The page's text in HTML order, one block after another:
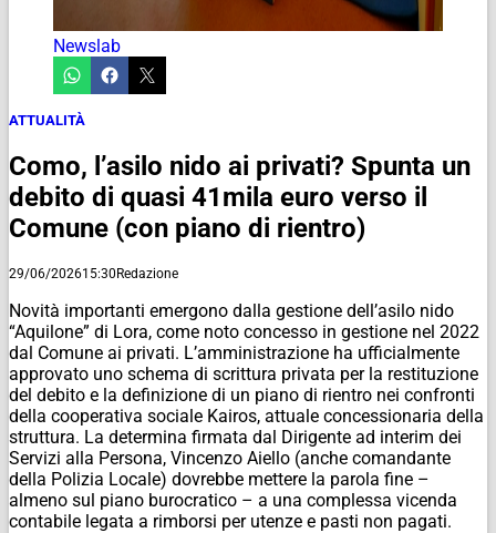
Newslab
ATTUALITÀ
Como, l’asilo nido ai privati? Spunta un
debito di quasi 41mila euro verso il
Comune (con piano di rientro)
29/06/202615:30Redazione
Novità importanti emergono dalla gestione dell’asilo nido
“Aquilone” di Lora, come noto concesso in gestione nel 2022
dal Comune ai privati. L’amministrazione ha ufficialmente
approvato uno schema di scrittura privata per la restituzione
del debito e la definizione di un piano di rientro nei confronti
della cooperativa sociale Kairos, attuale concessionaria della
struttura. La determina firmata dal Dirigente ad interim dei
Servizi alla Persona, Vincenzo Aiello (anche comandante
della Polizia Locale) dovrebbe mettere la parola fine –
almeno sul piano burocratico – a una complessa vicenda
contabile legata a rimborsi per utenze e pasti non pagati.